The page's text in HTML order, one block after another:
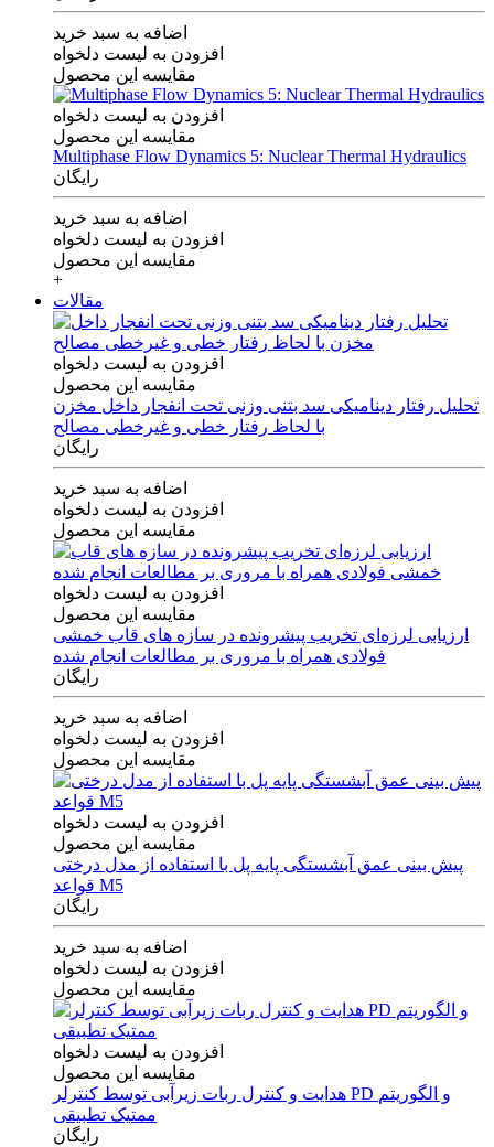
اضافه به سبد خرید
افزودن به لیست دلخواه
مقایسه این محصول
افزودن به لیست دلخواه
مقایسه این محصول
Multiphase Flow Dynamics 5: Nuclear Thermal Hydraulics
رایگان
اضافه به سبد خرید
افزودن به لیست دلخواه
مقایسه این محصول
+
مقالات
افزودن به لیست دلخواه
مقایسه این محصول
تحلیل رفتار دینامیکی سد بتنی وزنی تحت انفجار داخل مخزن
با لحاظ رفتار خطی و غیرخطی مصالح
رایگان
اضافه به سبد خرید
افزودن به لیست دلخواه
مقایسه این محصول
افزودن به لیست دلخواه
مقایسه این محصول
ارزیابی لرزه‌ای تخریب پیشرونده در سازه های قاب خمشی
فولادی همراه با مروری بر مطالعات انجام شده
رایگان
اضافه به سبد خرید
افزودن به لیست دلخواه
مقایسه این محصول
افزودن به لیست دلخواه
مقایسه این محصول
پیش بینی عمق آبشستگی پایه پل با استفاده از مدل درختی
قواعد M5
رایگان
اضافه به سبد خرید
افزودن به لیست دلخواه
مقایسه این محصول
افزودن به لیست دلخواه
مقایسه این محصول
هدایت و کنترل ربات زیرآبی توسط کنترلر PD و الگوریتم
ممتیک تطبیقی
رایگان